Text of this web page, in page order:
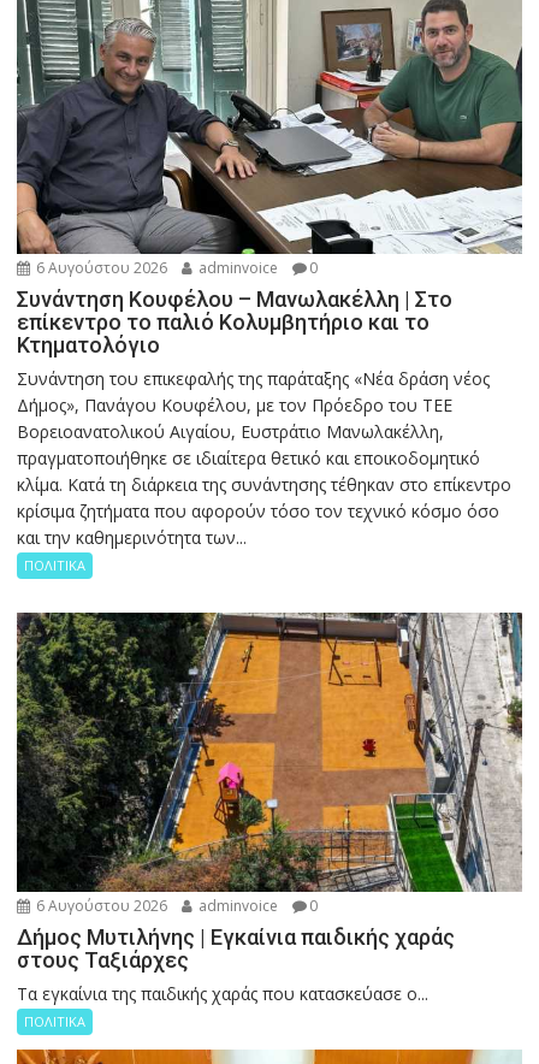
6 Αυγούστου 2026 adminvoice 0
Συνάντηση Κουφέλου – Μανωλακέλλη | Στο
επίκεντρο το παλιό Κολυμβητήριο και το
Κτηματολόγιο
Συνάντηση του επικεφαλής της παράταξης «Νέα δράση νέος
Δήμος», Πανάγου Κουφέλου, με τον Πρόεδρο του ΤΕΕ
Βορειοανατολικού Αιγαίου, Ευστράτιο Μανωλακέλλη,
πραγματοποιήθηκε σε ιδιαίτερα θετικό και εποικοδομητικό
κλίμα. Κατά τη διάρκεια της συνάντησης τέθηκαν στο επίκεντρο
κρίσιμα ζητήματα που αφορούν τόσο τον τεχνικό κόσμο όσο
και την καθημερινότητα των...
ΠΟΛΙΤΙΚΑ
6 Αυγούστου 2026 adminvoice 0
Δήμος Μυτιλήνης | Εγκαίνια παιδικής χαράς
στους Ταξιάρχες
Tα εγκαίνια της παιδικής χαράς που κατασκεύασε ο...
ΠΟΛΙΤΙΚΑ